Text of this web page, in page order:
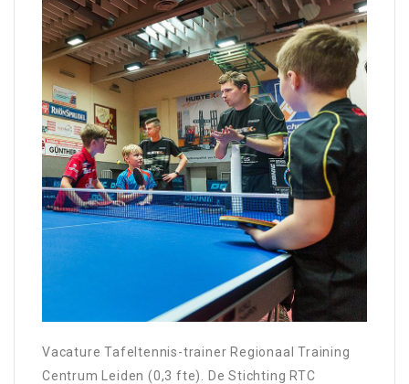
Vacature Tafeltennis-trainer Regionaal Training
Centrum Leiden (0,3 fte). De Stichting RTC